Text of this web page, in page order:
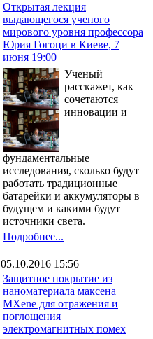
Открытая лекция
выдающегося ученого
мирового уровня профессора
Юрия Гогоци в Киеве, 7
июня 19:00
Ученый
расскажет, как
сочетаются
инновации и
фундаментальные
исследования, сколько будут
работать традиционные
батарейки и аккумуляторы в
будущем и какими будут
источники света.
Подробнее...
05.10.2016 15:56
Защитное покрытие из
наноматериала максена
MXene для отражения и
поглощения
электромагнитных помех